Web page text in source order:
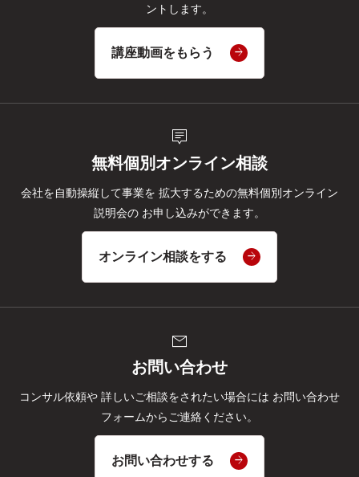
ントします。
講座動画をもらう
tooltip_2
無料個別オンライン相談
会社を自動操縦して事業を 拡大するための無料個別オンライン
説明会の お申し込みができます。
オンライン相談をする
mail
お問い合わせ
コンサル依頼や 詳しいご相談をされたい場合には お問い合わせ
フォームからご連絡ください。
お問い合わせする